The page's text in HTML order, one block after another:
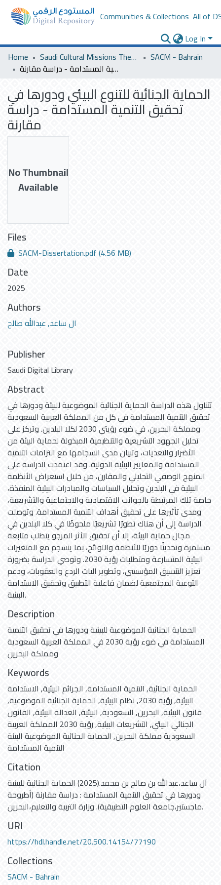
Communities & Collections All of
Log In
Home
Saudi Cultural Missions Theses & Dissertations
SACM - Bahrain
الحماية الجنائية للتنوع البيئي ودورها في تحقيق التنمية المستدامة - دراسة مقارنة
الحماية الجنائية للتنوع البيئي ودورها في
تحقيق التنمية المستدامة - دراسة
مقارنة
No Thumbnail
Available
Files
SACM-Dissertation.pdf(4.56 MB)
Date
2025
Authors
ال ساعد, عبدالله صالح
Publisher
Saudi Digital Library
Abstract
تتناول هذه الدراسة الحماية الجنائية الموضوعية للبيئة ودورها في
تحقيق التنمية المستدامة في كل من المملكة العربية السعودية
ومملكة البحرين، في ضوء رؤيتي 2030 لكلا البلدين. وتركز على
تحليل الجهود التشريعية والتنظيمية المبذولة لحماية البيئة من
الأضرار والتعديات، وتبيان مدى انسجامها مع التزامات التنمية
المستدامة والمعايير البيئية الدولية. وقد اعتمدت الدراسة على
المنهج الوصفي التحليلي والمقارن، من خلال استعراض الأنظمة
البيئية في البلدين وتحليل السياسات والمبادرات البيئية المنفذة،
خاصة تلك المرتبطة بالجوانب الاقتصادية والاجتماعية والتشريعية،
ومدى تأثيرها على تحقيق أهداف التنمية المستدامة. وتوصلت
الدراسة إلى أن هناك تطورًا تشريعيًا ملحوظًا في كلا البلدين في
مجال حماية البيئة، إلا أن تحقيق الأثر المرجو يتطلب متابعة
مستمرة وتحديثًا دوريًا للأنظمة واللوائح، بما ينسجم مع المتغيرات
البيئية المتسارعة ومتطلبات رؤية 2030. وتوصي الدراسة بضرورة
تعزيز التنسيق المؤسسي، وتطوير اليات الردع والعقوبات، ودعم
التوعية المجتمعية لضمان فاعلية التطبيق وتحقيق الاستدامة
البيئية.
Description
الحماية الجنائية الموضوعية للبيئية ودورها في تحقيق التنمية
المستدامة في ضوء رؤية 2030 في المملكة العربية السعودية
ومملكة البحرين
Keywords
الحماية الجنائية, التنمية المستدامة, الجرائم البيئية, الاستدامة
البيئية,رؤية 2030 ,نظام البيئية, الحماية الجنائية الموضوعية,
قانون البيئية, البحرين, السعودية, البيئية, العدالة البيئية, القانون
الجنائي البيئي, التشريعات البيئية,
رؤية 2030 المملكة العربية
السعودية مملكة البحرين, الحماية الجنائية الموضوعية البيئة
التنمية المستدامة
Citation
آل ساعد،عبدالله بن صالح بن محمد.(2025) الحماية الجنائية للبيئية
ودورها في تحقيق التنمية المستدامة : دراسة مقارنة (أطروحة
ماجستير،جامعة العلوم التطبيقية). وزارة التربية والتعليم،البحرين.
URI
https://hdl.handle.net/20.500.14154/77190
Collections
SACM - Bahrain